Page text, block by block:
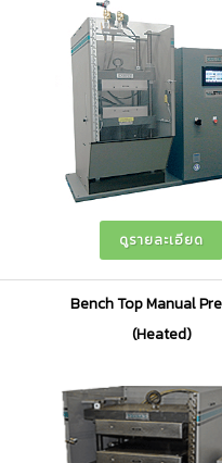
ดูรายละเอียด
Bench Top Manual
(Heated)